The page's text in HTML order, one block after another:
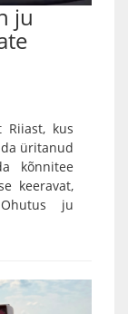
ju
Riiast, kus
üritanud
kõnnitee
keeravat,
ju